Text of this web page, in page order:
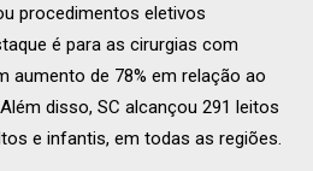
procedimentos eletivos
é para as cirurgias com
aumento de 78% em relação ao
disso, SC alcançou 291 leitos
e infantis, em todas as regiões.